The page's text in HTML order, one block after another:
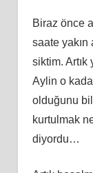
Biraz önce
saate yakın
siktim. Artık
Aylin o
olduğunu
kurtulmak
diyordu…